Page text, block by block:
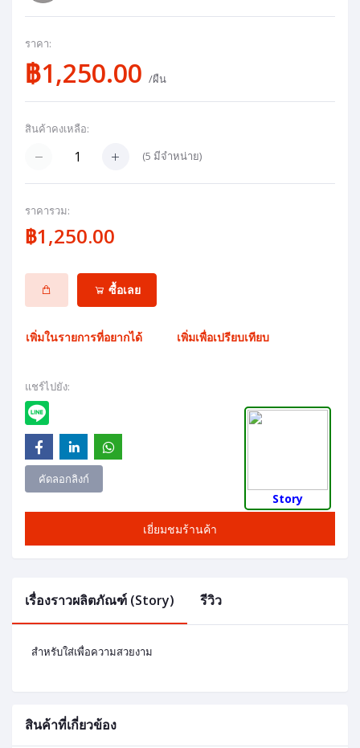
ราคา:
฿1,250.00 /ผืน
สินค้าคงเหลือ:
(5 มีจำหน่าย)
ราคารวม:
฿1,250.00
ซื้อเลย
เพิ่มในรายการที่อยากได้ เพิ่มเพื่อเปรียบเทียบ
แชร์ไปยัง:
คัดลอกลิงก์
เยี่ยมชมร้านค้า
Story
เรื่องราวผลิตภัณฑ์ (Story) รีวิว
สำหรับใส่เพื่อความสวยงาม
สินค้าที่เกี่ยวข้อง